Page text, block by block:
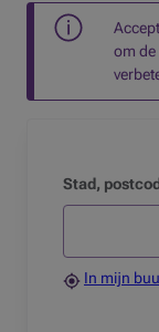
om de
Stad,
In mijn